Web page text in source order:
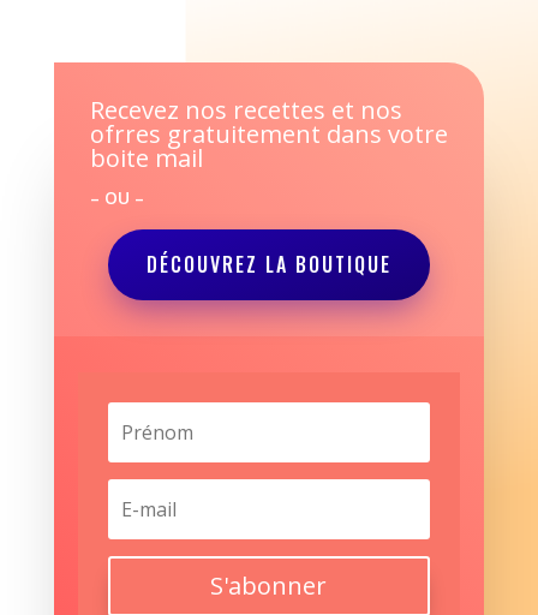
Recevez nos recettes et nos
ofrres gratuitement dans votre
boite mail
– OU –
DÉCOUVREZ LA BOUTIQUE
S'abonner